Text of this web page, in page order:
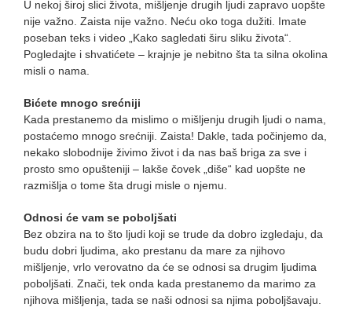
U nekoj široj slici života, mišljenje drugih ljudi zapravo uopšte
nije važno. Zaista nije važno. Neću oko toga dužiti. Imate
poseban teks i video „Kako sagledati širu sliku života“.
Pogledajte i shvatićete – krajnje je nebitno šta ta silna okolina
misli o nama.
Bićete mnogo srećniji
Kada prestanemo da mislimo o mišljenju drugih ljudi o nama,
postaćemo mnogo srećniji. Zaista! Dakle, tada počinjemo da,
nekako slobodnije živimo život i da nas baš briga za sve i
prosto smo opušteniji – lakše čovek „diše“ kad uopšte ne
razmišlja o tome šta drugi misle o njemu.
Odnosi će vam se poboljšati
Bez obzira na to što ljudi koji se trude da dobro izgledaju, da
budu dobri ljudima, ako prestanu da mare za njihovo
mišljenje, vrlo verovatno da će se odnosi sa drugim ljudima
poboljšati. Znači, tek onda kada prestanemo da marimo za
njihova mišljenja, tada se naši odnosi sa njima poboljšavaju.